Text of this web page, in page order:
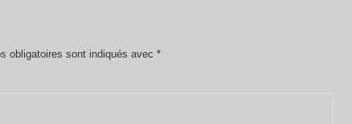
obligatoires sont indiqués avec *